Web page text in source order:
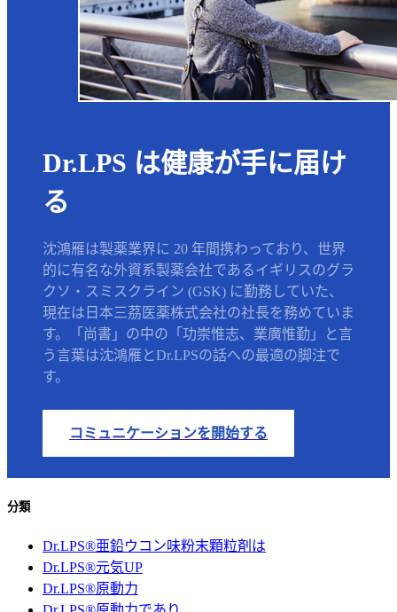
Dr.LPS は健康が手に届け
る
沈鴻雁は製薬業界に 20 年間携わっており、世界
的に有名な外資系製薬会社であるイギリスのグラ
クソ・スミスクライン (GSK) に勤務していた、
現在は日本三茘医薬株式会社の社長を務めていま
す。「尚書」の中の「功崇惟志、業廣惟勤」と言
う言葉は沈鴻雁とDr.LPSの話への最適の脚注で
す。
コミュニケーションを開始する
分類
Dr.LPS®亜鉛ウコン味粉末顆粒剤は
Dr.LPS®元気UP
Dr.LPS®原動力